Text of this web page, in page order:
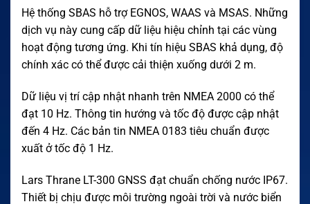
Hệ thống SBAS hỗ trợ EGNOS, WAAS và MSAS. Những
dịch vụ này cung cấp dữ liệu hiệu chỉnh tại các vùng
hoạt động tương ứng. Khi tín hiệu SBAS khả dụng, độ
chính xác có thể được cải thiện xuống dưới 2 m.
Dữ liệu vị trí cập nhật nhanh trên NMEA 2000 có thể
đạt 10 Hz. Thông tin hướng và tốc độ được cập nhật
đến 4 Hz. Các bản tin NMEA 0183 tiêu chuẩn được
xuất ở tốc độ 1 Hz.
Lars Thrane LT-300 GNSS đạt chuẩn chống nước IP67.
Thiết bị chịu được môi trường ngoài trời và nước biển